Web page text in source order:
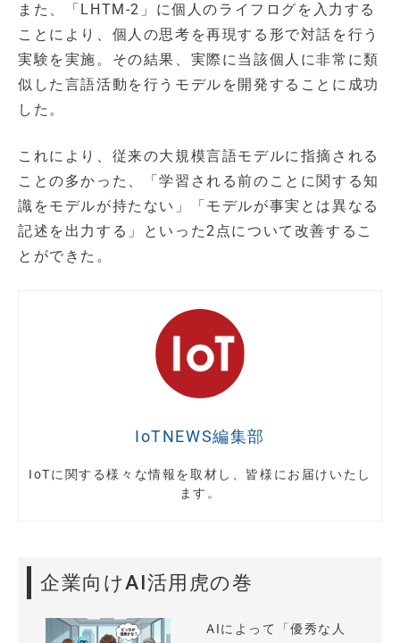
また、「LHTM-2」に個人のライフログを入力する
ことにより、個人の思考を再現する形で対話を行う
実験を実施。その結果、実際に当該個人に非常に類
似した言語活動を行うモデルを開発することに成功
した。
これにより、従来の大規模言語モデルに指摘される
ことの多かった、「学習される前のことに関する知
識をモデルが持たない」「モデルが事実とは異なる
記述を出力する」といった2点について改善するこ
とができた。
IoTNEWS編集部
IoTに関する様々な情報を取材し、皆様にお届けいたし
ます。
企業向けAI活用虎の巻
AIによって「優秀な人